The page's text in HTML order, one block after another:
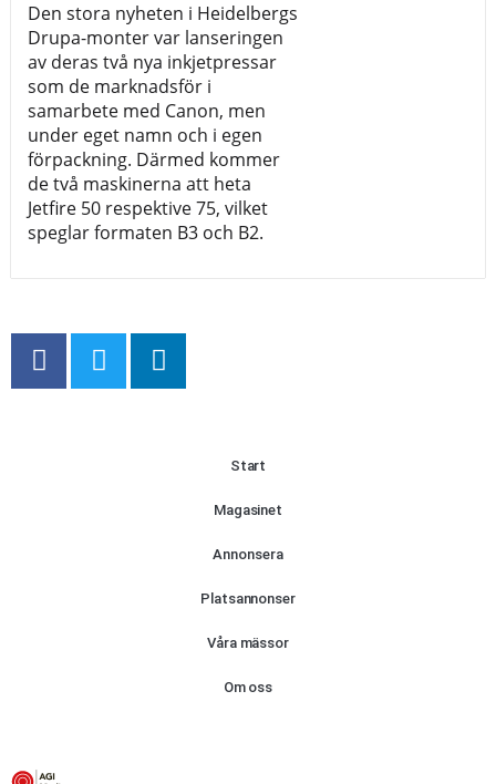
Den stora nyheten i Heidelbergs
Drupa-monter var lanseringen
av deras två nya inkjetpressar
som de marknadsför i
samarbete med Canon, men
under eget namn och i egen
förpackning. Därmed kommer
de två maskinerna att heta
Jetfire 50 respektive 75, vilket
speglar formaten B3 och B2.
Start
Magasinet
Annonsera
Platsannonser
Våra mässor
Om oss